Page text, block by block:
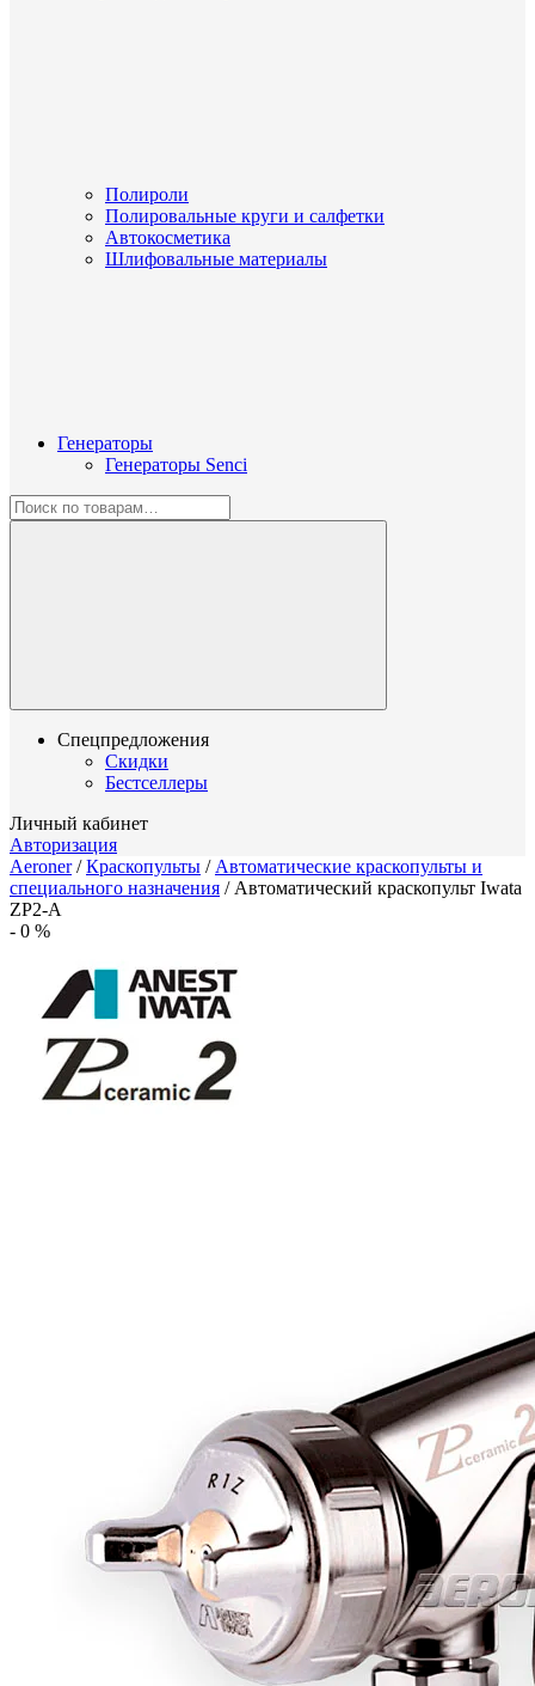
Полироли
Полировальные круги и салфетки
Автокосметика
Шлифовальные материалы
Генераторы
Генераторы Senci
Спецпредложения
Скидки
Бестселлеры
Личный кабинет
Авторизация
Aeroner/Краскопульты / Автоматические краскопульты и
специального назначения / Автоматический краскопульт Iwata
ZP2-A
- 0 %